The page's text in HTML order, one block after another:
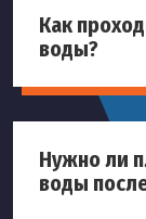
Как
воды?
Нужно ли
воды